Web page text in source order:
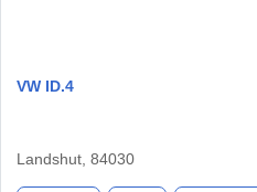
VW ID.4
Landshut, 84030